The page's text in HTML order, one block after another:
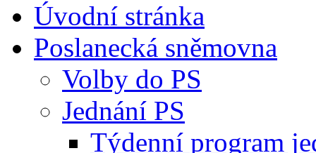
Úvodní stránka
Poslanecká sněmovna
Volby do PS
Jednání PS
Týdenní program